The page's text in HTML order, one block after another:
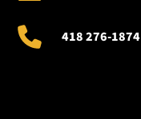
418 276-1874